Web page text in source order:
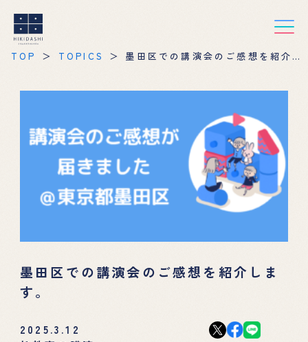
TOP TOPICS
墨田区での講演会のご感想を紹介し
墨田区での講演会のご感想を紹介しま
す。
2025.3.12